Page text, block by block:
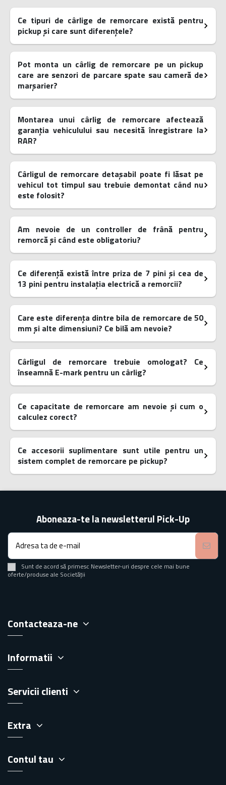
Ce tipuri de cârlige de remorcare există pentru
pickup și care sunt diferențele?
Pot monta un cârlig de remorcare pe un pickup
care are senzori de parcare spate sau cameră de
marșarier?
Montarea unui cârlig de remorcare afectează
garanția vehiculului sau necesită înregistrare la
RAR?
Cârligul de remorcare detașabil poate fi lăsat pe
vehicul tot timpul sau trebuie demontat când nu
este folosit?
Am nevoie de un controller de frână pentru
remorcă și când este obligatoriu?
Ce diferență există între priza de 7 pini și cea de
13 pini pentru instalația electrică a remorcii?
Care este diferența dintre bila de remorcare de 50
mm și alte dimensiuni? Ce bilă am nevoie?
Cârligul de remorcare trebuie omologat? Ce
înseamnă E-mark pentru un cârlig?
Ce capacitate de remorcare am nevoie și cum o
calculez corect?
Ce accesorii suplimentare sunt utile pentru un
sistem complet de remorcare pe pickup?
Aboneaza-te la newsletterul Pick-Up
Sunt de acord să primesc Newsletter-uri despre cele mai bune
oferte/produse ale Societății
Contacteaza-ne
Informatii
Servicii clienti
Extra
Contul tau